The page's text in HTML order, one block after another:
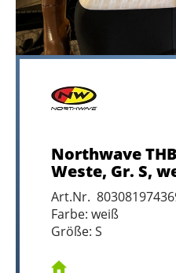
Northwave
Weste, Gr. S,
Art.Nr.
Farbe: weiß
Größe: S